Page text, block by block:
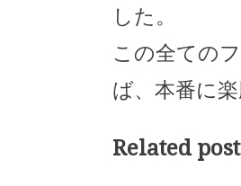
した。
この全ての
ば、本番に
Related